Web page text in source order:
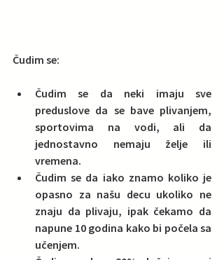
Čudim se:
Čudim se da neki imaju sve
preduslove da se bave plivanjem,
sportovima na vodi, ali da
jednostavno nemaju želje ili
vremena.
Čudim se da iako znamo koliko je
opasno za našu decu ukoliko ne
znaju da plivaju, ipak čekamo da
napune 10 godina kako bi počela sa
učenjem.